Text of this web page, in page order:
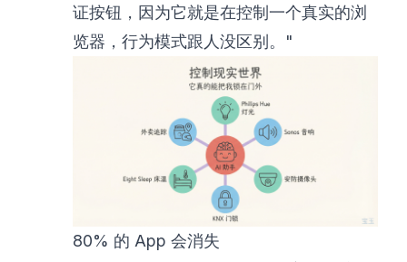
证按钮，因为它就是在控制一个真实的浏
览器，行为模式跟人没区别。"
80% 的 App 会消失